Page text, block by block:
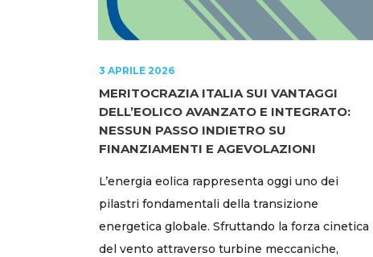
3 APRILE 2026
MERITOCRAZIA ITALIA SUI VANTAGGI
DELL’EOLICO AVANZATO E INTEGRATO:
NESSUN PASSO INDIETRO SU
FINANZIAMENTI E AGEVOLAZIONI
L’energia eolica rappresenta oggi uno dei
pilastri fondamentali della transizione
energetica globale. Sfruttando la forza cinetica
del vento attraverso turbine meccaniche,